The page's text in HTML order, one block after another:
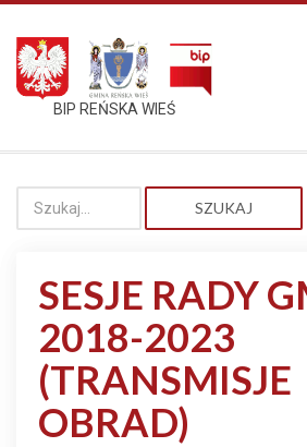
BIP REŃSKA WIEŚ
SZUKAJ
SESJE RADY
2018-2023
(TRANSMISJE
OBRAD)